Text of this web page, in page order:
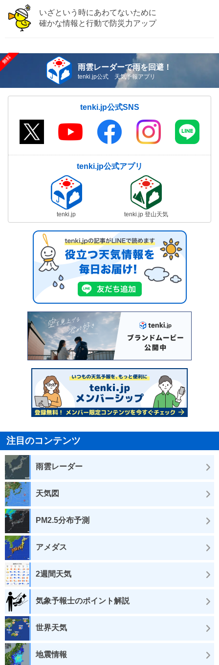
いざという時にあわてないために
確かな情報と行動で防災力アップ
雨雲レーダーで雨を回避！
tenki.jp公式 天気予報アプリ
tenki.jp公式SNS
tenki.jp公式アプリ
tenki.jp tenki.jp 登山天気
注目のコンテンツ
雨雲レーダー
天気図
PM2.5分布予測
アメダス
2週間天気
気象予報士のポイント解説
世界天気
地震情報